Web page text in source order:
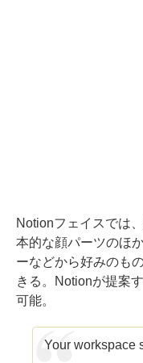
Notionフェイスでは
本的な顔パーツのほ
ーなどから好みのも
きる。Notionが提案
可能。
Your workspace